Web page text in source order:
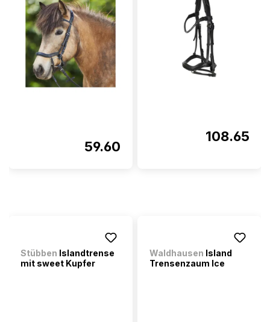
59.60
108.65
Stübben Islandtrense
mit sweet Kupfer
Waldhausen Island
Trensenzaum Ice